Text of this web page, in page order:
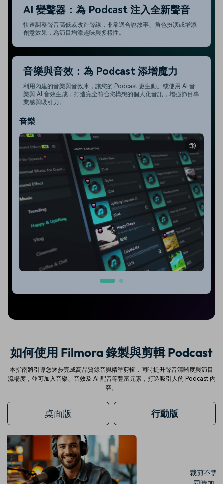
AI 變聲器：為 Podcast 注入全新聲音
快速調整聲音高低或改造聲線，非常適合說故事、角色扮演或增添
創意效果，為節目增添趣味與多樣性。
音樂
音樂與音效：為 Podcast 添增魔力
利用內建的音樂與音效庫 ，讓您的 Podcast 更生動。或使用 AI 音
樂與 AI 音效生成，打造完全符合您構想的個人化音訊，增強節目專
業感與吸引力。
如何使用 Filmora 錄製與剪輯 Podcast
本指南將引導您逐步完成高品質錄音與精準剪輯，同時提升聲音清晰度與節目
流暢度，並可加入音樂、音效及 AI 配音等豐富元素，打造吸引人的 Podcast 內
容。
桌面版 行動版